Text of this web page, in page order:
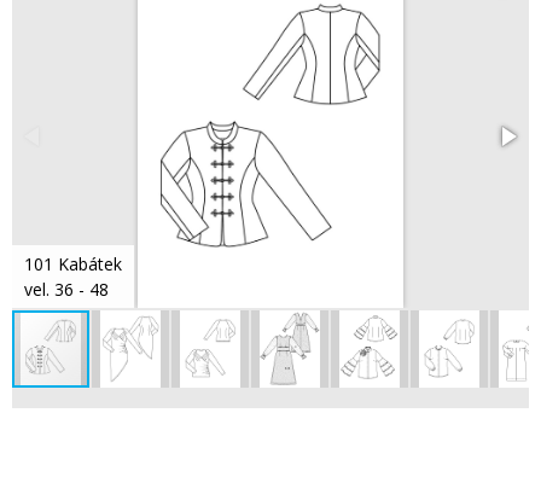
101 Kabátek
vel. 36 - 48